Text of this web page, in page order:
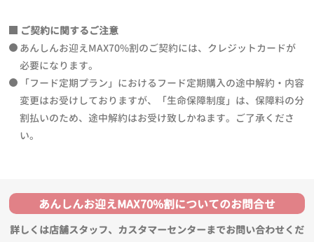
ご契約に関するご注意
あんしんお迎えMAX70%割のご契約には、クレジットカードが
必要になります。
「フード定期プラン」におけるフード定期購入の途中解約・内容
変更はお受けしておりますが、「生命保障制度」は、保障料の分
割払いのため、途中解約はお受け致しかねます。ご了承くださ
い。
あんしんお迎えMAX70%割についてのお問合せ
詳しくは店舗スタッフ、カスタマーセンターまでお問い合わせくだ